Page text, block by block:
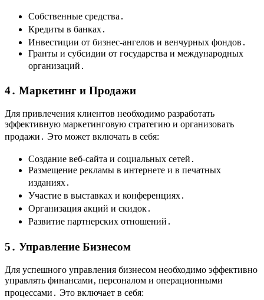
Собственные средства․
Кредиты в банках․
Инвестиции от бизнес-ангелов и венчурных фондов․
Гранты и субсидии от государства и международных
организаций․
4․ Маркетинг и Продажи
Для привлечения клиентов необходимо разработать
эффективную маркетинговую стратегию и организовать
продажи․ Это может включать в себя:
Создание веб-сайта и социальных сетей․
Размещение рекламы в интернете и в печатных
изданиях․
Участие в выставках и конференциях․
Организация акций и скидок․
Развитие партнерских отношений․
5․ Управление Бизнесом
Для успешного управления бизнесом необходимо эффективно
управлять финансами‚ персоналом и операционными
процессами․ Это включает в себя: